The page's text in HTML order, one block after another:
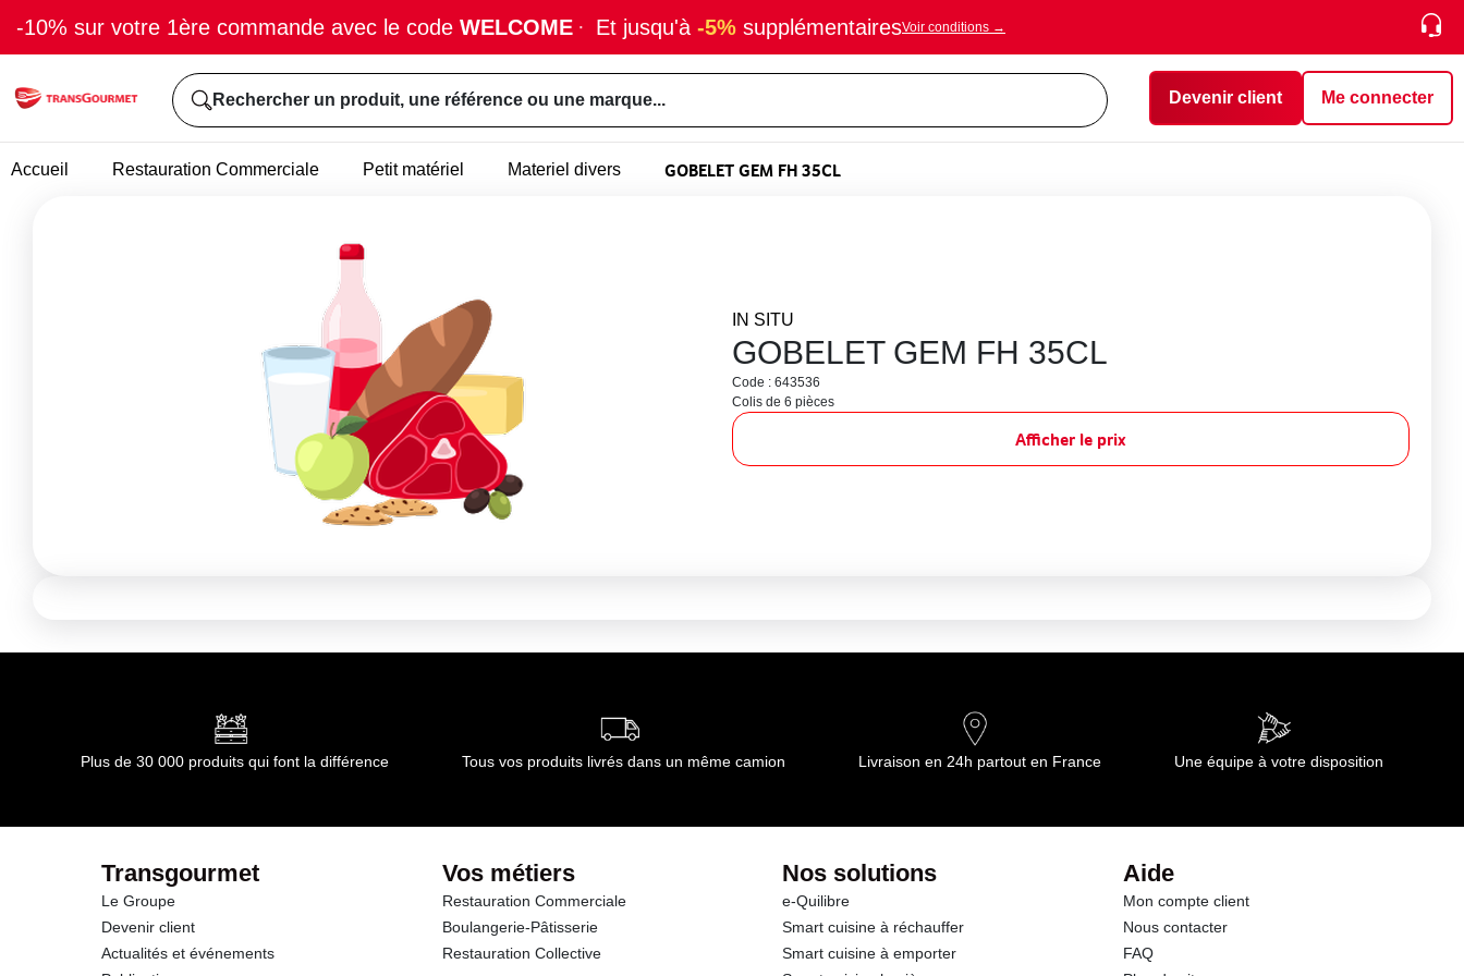
-10% sur votre 1ère commande avec le code WELCOME · Et jusqu'à -5% supplémentairesVoir conditions →
Rechercher un produit, une référence ou une marque... Devenir client Me connecter
Accueil Restauration Commerciale Petit matériel Materiel divers GOBELET GEM FH 35CL
IN SITU
GOBELET GEM FH 35CL
Code : 643536
Colis de 6 pièces
Afficher le prix
Plus de 30 000 produits qui font la différence Tous vos produits livrés dans un même camion Livraison en 24h partout en France Une équipe à votre disposition
Transgourmet
Le Groupe
Devenir client
Actualités et événements
Vos métiers
Restauration Commerciale
Boulangerie-Pâtisserie
Restauration Collective
Nos solutions
e-Quilibre
Smart cuisine à réchauffer
Smart cuisine à emporter
Aide
Mon compte client
Nous contacter
FAQ